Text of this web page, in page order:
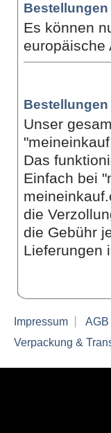
Es können
europäische
Unser
Das
Einfach bei
die
die Gebühr
Lieferungen
Impressum AGB
Verpackung &